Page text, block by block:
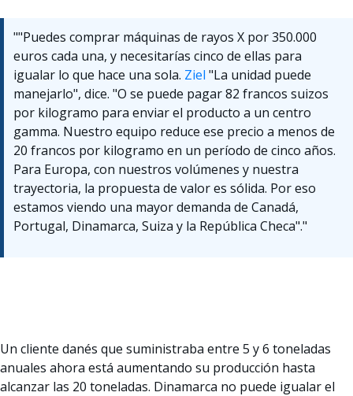
""Puedes comprar máquinas de rayos X por 350.000
euros cada una, y necesitarías cinco de ellas para
igualar lo que hace una sola. Ziel "La unidad puede
manejarlo", dice. "O se puede pagar 82 francos suizos
por kilogramo para enviar el producto a un centro
gamma. Nuestro equipo reduce ese precio a menos de
20 francos por kilogramo en un período de cinco años.
Para Europa, con nuestros volúmenes y nuestra
trayectoria, la propuesta de valor es sólida. Por eso
estamos viendo una mayor demanda de Canadá,
Portugal, Dinamarca, Suiza y la República Checa"."
Un cliente danés que suministraba entre 5 y 6 toneladas
anuales ahora está aumentando su producción hasta
alcanzar las 20 toneladas. Dinamarca no puede igualar el